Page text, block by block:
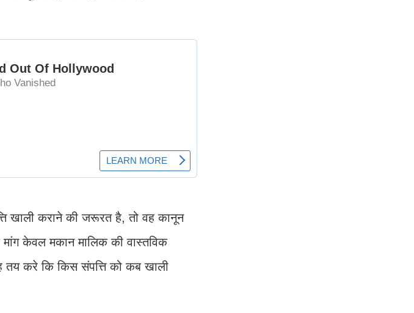
खाली कराने की जरूरत है, तो वह कानून
केवल मकान मालिक की वास्तविक
तय करे कि किस संपत्ति को कब खाली